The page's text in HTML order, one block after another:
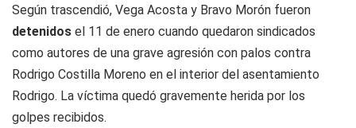
Según trascendió, Vega Acosta y Bravo Morón fueron
detenidos el 11 de enero cuando quedaron sindicados
como autores de una grave agresión con palos contra
Rodrigo Costilla Moreno en el interior del asentamiento
Rodrigo. La víctima quedó gravemente herida por los
golpes recibidos.